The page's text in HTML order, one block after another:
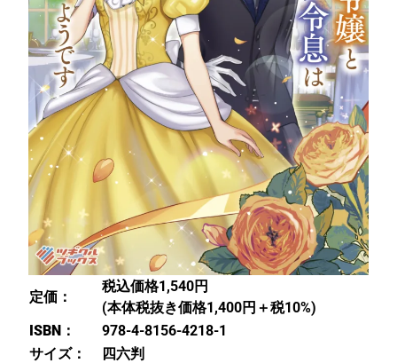
定価：
税込価格1,540円
(本体税抜き価格1,400円＋税10%)
ISBN：
978-4-8156-4218-1
サイズ：
四六判